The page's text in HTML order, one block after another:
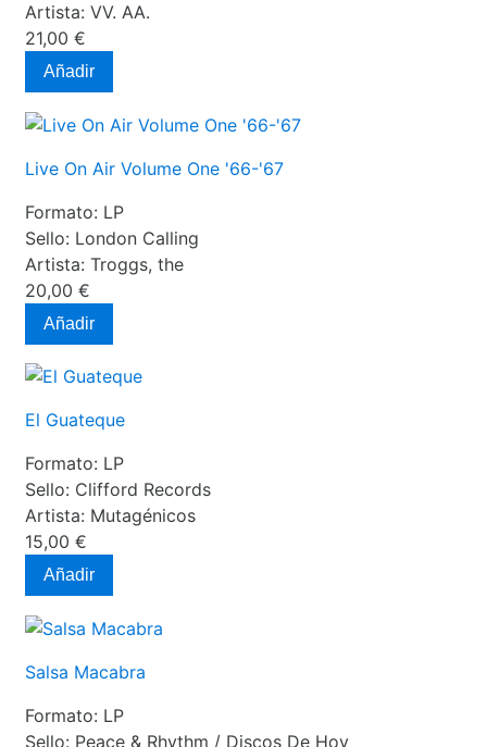
Artista: VV. AA.
21,00 €
Añadir
Live On Air Volume One '66-'67
Formato: LP
Sello: London Calling
Artista: Troggs, the
20,00 €
Añadir
El Guateque
Formato: LP
Sello: Clifford Records
Artista: Mutagénicos
15,00 €
Añadir
Salsa Macabra
Formato: LP
Sello: Peace & Rhythm / Discos De Hoy